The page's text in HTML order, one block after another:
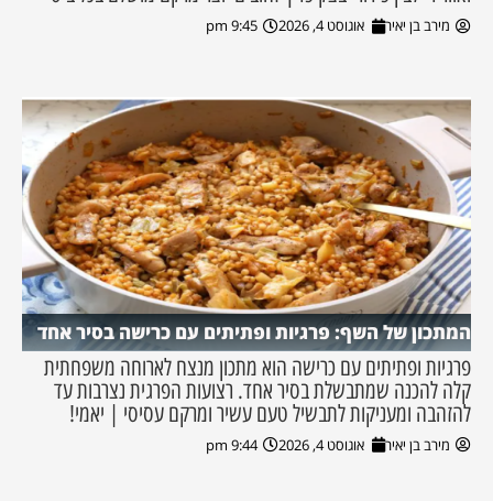
מירב בן יאיר אוגוסט 4, 2026 9:45 pm
המתכון של השף: פרגיות ופתיתים עם כרישה בסיר אחד
פרגיות ופתיתים עם כרישה הוא מתכון מנצח לארוחה משפחתית
קלה להכנה שמתבשלת בסיר אחד. רצועות הפרגית נצרבות עד
להזהבה ומעניקות לתבשיל טעם עשיר ומרקם עסיסי | יאמי!
מירב בן יאיר אוגוסט 4, 2026 9:44 pm